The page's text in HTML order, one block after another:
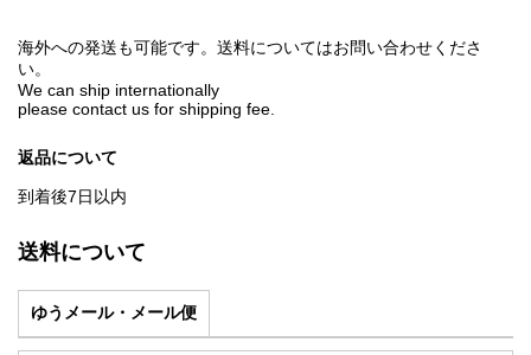
海外への発送も可能です。送料についてはお問い合わせくださ
い。
We can ship internationally
please contact us for shipping fee.
返品について
到着後7日以内
送料について
ゆうメール・メール便